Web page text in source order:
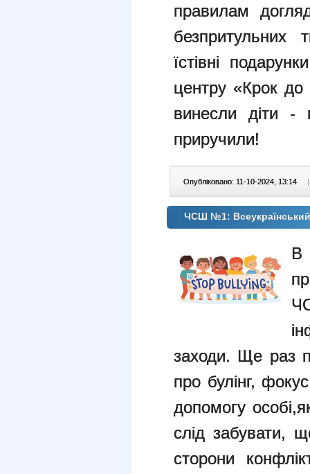
правилам
безпритульних
їстівні
центру «Крок
винесли діти -
приручили!
Опубліковано: 11-10-2024, 13:14 |
ЧСШ №1: Всеукраїнський
В
заходи. Ще раз
про булінг,
допомогу
слід забувати,
сторони